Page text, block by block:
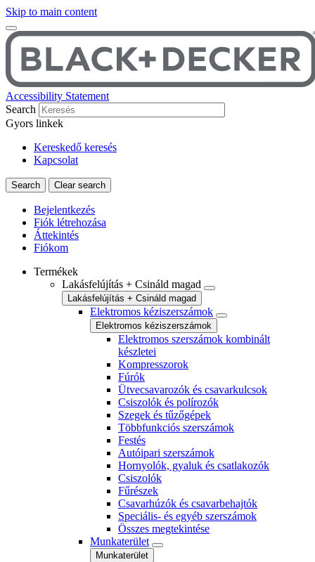
Skip to main content
Accessibility Statement
Search
Gyors linkek
Kereskedő keresés
Kapcsolat
Bejelentkezés
Fiók létrehozása
Áttekintés
Fiókom
Termékek
Lakásfelújítás + Csináld magad
Lakásfelújítás + Csináld magad
Elektromos kéziszerszámok
Elektromos kéziszerszámok
Elektromos szerszámok kombinált
készletei
Kompresszorok
Fúrók
Ütvecsavarozók és csavarkulcsok
Csiszolók és polírozók
Szegek és tűzőgépek
Többfunkciós szerszámok
Festés
Autóipari szerszámok
Hornyolók, gyaluk és csatlakozók
Csiszolók
Fűrészek
Csavarhúzók és csavarbehajtók
Speciális- és egyéb szerszámok
Összes megtekintése
Munkaterület
Munkaterület